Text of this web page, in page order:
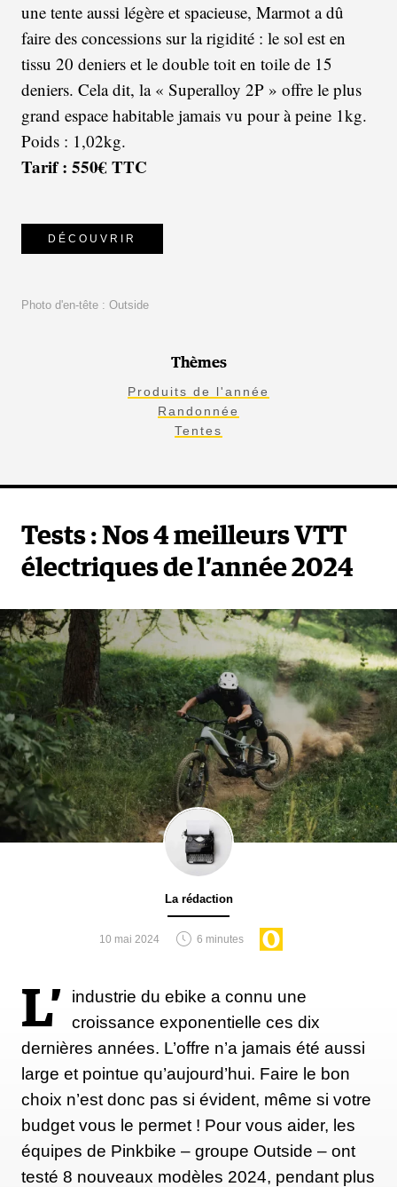
une tente aussi légère et spacieuse, Marmot a dû
faire des concessions sur la rigidité : le sol est en
tissu 20 deniers et le double toit en toile de 15
deniers. Cela dit, la « Superalloy 2P » offre le plus
grand espace habitable jamais vu pour à peine 1kg.
Poids : 1,02kg.
Tarif : 550€ TTC
DÉCOUVRIR
Photo d'en-tête : Outside
Thèmes
Produits de l'année
Randonnée
Tentes
Tests : Nos 4 meilleurs VTT
électriques de l’année 2024
La rédaction
10 mai 2024 6 minutes
L’
industrie du ebike a connu une
croissance exponentielle ces dix
dernières années. L’offre n’a jamais été aussi
large et pointue qu’aujourd’hui. Faire le bon
choix n’est donc pas si évident, même si votre
budget vous le permet ! Pour vous aider, les
équipes de Pinkbike – groupe Outside – ont
testé 8 nouveaux modèles 2024, pendant plus